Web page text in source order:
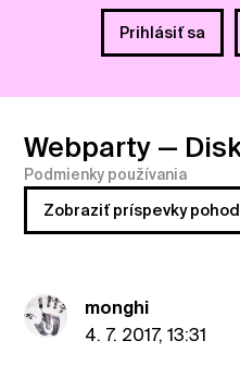
Prihlásiť sa
Webparty —
Podmienky používania
Zobraziť príspevky
monghi
4. 7. 2017, 13:31